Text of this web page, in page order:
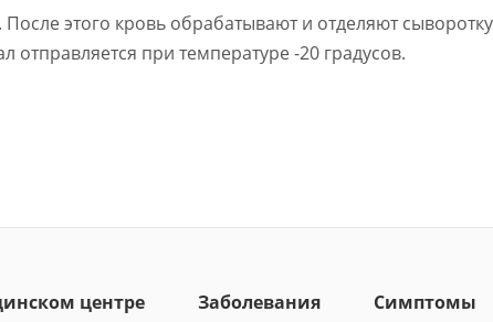
этого кровь обрабатывают и отделяют
при температуре -20 градусов.
центре Заболевания Симптомы